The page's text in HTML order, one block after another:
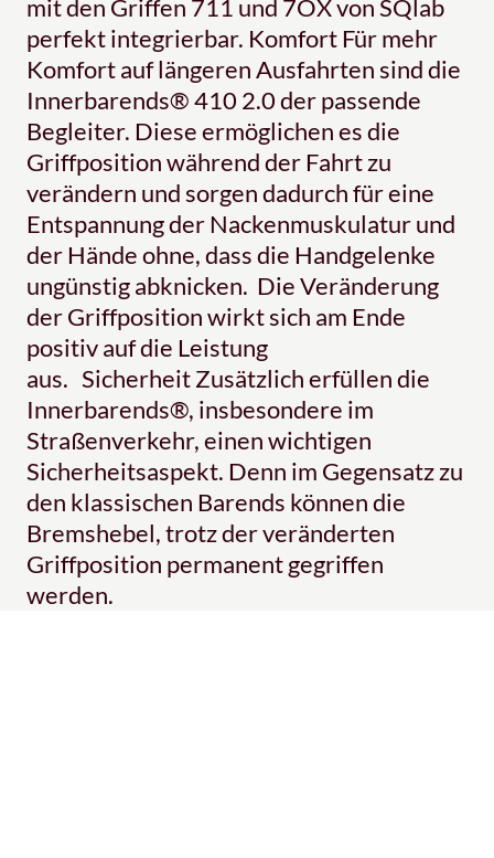
mit den Griffen 711 und 7OX von SQlab
perfekt integrierbar. Komfort Für mehr
Komfort auf längeren Ausfahrten sind die
Innerbarends® 410 2.0 der passende
Begleiter. Diese ermöglichen es die
Griffposition während der Fahrt zu
verändern und sorgen dadurch für eine
Entspannung der Nackenmuskulatur und
der Hände ohne, dass die Handgelenke
ungünstig abknicken. Die Veränderung
der Griffposition wirkt sich am Ende
positiv auf die Leistung
aus. Sicherheit Zusätzlich erfüllen die
Innerbarends®, insbesondere im
Straßenverkehr, einen wichtigen
Sicherheitsaspekt. Denn im Gegensatz zu
den klassischen Barends können die
Bremshebel, trotz der veränderten
Griffposition permanent gegriffen
werden.